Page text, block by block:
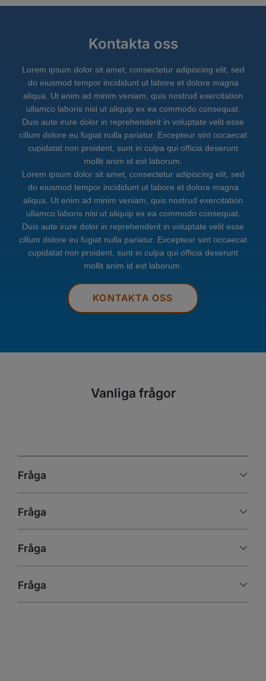
Kontakta oss
Lorem ipsum dolor sit amet, consectetur adipiscing elit, sed
do eiusmod tempor incididunt ut labore et dolore magna
aliqua. Ut enim ad minim veniam, quis nostrud exercitation
ullamco laboris nisi ut aliquip ex ea commodo consequat.
Duis aute irure dolor in reprehenderit in voluptate velit esse
cillum dolore eu fugiat nulla pariatur. Excepteur sint occaecat
cupidatat non proident, sunt in culpa qui officia deserunt
mollit anim id est laborum.
Lorem ipsum dolor sit amet, consectetur adipiscing elit, sed
do eiusmod tempor incididunt ut labore et dolore magna
aliqua. Ut enim ad minim veniam, quis nostrud exercitation
ullamco laboris nisi ut aliquip ex ea commodo consequat.
Duis aute irure dolor in reprehenderit in voluptate velit esse
cillum dolore eu fugiat nulla pariatur. Excepteur sint occaecat
cupidatat non proident, sunt in culpa qui officia deserunt
mollit anim id est laborum.
KONTAKTA OSS
Vanliga frågor
Fråga
Fråga
Fråga
Fråga